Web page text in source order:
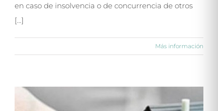
en caso de insolvencia o de concurrencia de otros
[...]
Más información